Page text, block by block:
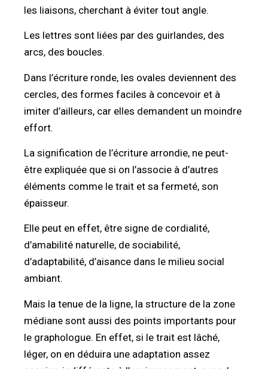
les liaisons, cherchant à éviter tout angle.
Les lettres sont liées par des guirlandes, des
arcs, des boucles.
Dans l’écriture ronde, les ovales deviennent des
cercles, des formes faciles à concevoir et à
imiter d’ailleurs, car elles demandent un moindre
effort.
La signification de l’écriture arrondie, ne peut-
être expliquée que si on l’associe à d’autres
éléments comme le trait et sa fermeté, son
épaisseur.
Elle peut en effet, être signe de cordialité,
d’amabilité naturelle, de sociabilité,
d’adaptabilité, d’aisance dans le milieu social
ambiant.
Mais la tenue de la ligne, la structure de la zone
médiane sont aussi des points importants pour
le graphologue. En effet, si le trait est lâché,
léger, on en déduira une adaptation assez